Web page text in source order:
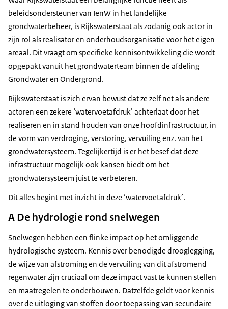
beleidsondersteuner van IenW in het landelijke
grondwaterbeheer, is Rijkswaterstaat als zodanig ook actor in
zijn rol als realisator en onderhoudsorganisatie voor het eigen
areaal. Dit vraagt om specifieke kennisontwikkeling die wordt
opgepakt vanuit het grondwaterteam binnen de afdeling
Grondwater en Ondergrond.
Rijkswaterstaat is zich ervan bewust dat ze zelf net als andere
actoren een zekere ‘watervoetafdruk’ achterlaat door het
realiseren en in stand houden van onze hoofdinfrastructuur, in
de vorm van verdroging, verstoring, vervuiling enz. van het
grondwatersysteem. Tegelijkertijd is er het besef dat deze
infrastructuur mogelijk ook kansen biedt om het
grondwatersysteem juist te verbeteren.
Dit alles begint met inzicht in deze ‘watervoetafdruk’.
A De hydrologie rond snelwegen
Snelwegen hebben een flinke impact op het omliggende
hydrologische systeem. Kennis over benodigde drooglegging,
de wijze van afstroming en de vervuiling van dit afstromend
regenwater zijn cruciaal om deze impact vast te kunnen stellen
en maatregelen te onderbouwen. Datzelfde geldt voor kennis
over de uitloging van stoffen door toepassing van secundaire